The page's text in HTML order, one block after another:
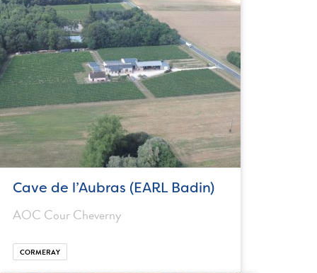
Cave de l’Aubras (EARL Badin)
AOC Cour Cheverny
CORMERAY